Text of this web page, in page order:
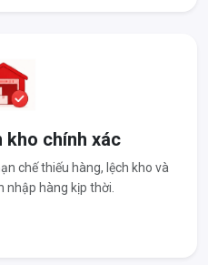
kho chính xác
chế thiếu hàng, lệch kho và
nhập hàng kịp thời.